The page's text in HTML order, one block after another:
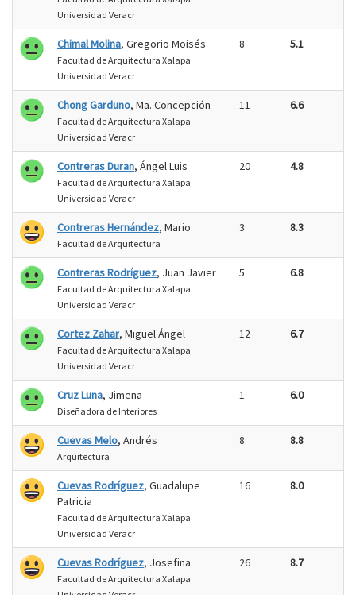
Universidad Veracr
Chimal Molina, Gregorio Moisés
Facultad de Arquitectura Xalapa
Universidad Veracr
8 5.1
Chong Garduno, Ma. Concepción
Facultad de Arquitectura Xalapa
Universidad Veracr
11 6.6
Contreras Duran, Ángel Luis
Facultad de Arquitectura Xalapa
Universidad Veracr
20 4.8
Contreras Hernández, Mario
Facultad de Arquitectura
3 8.3
Contreras Rodríguez, Juan Javier
Facultad de Arquitectura Xalapa
Universidad Veracr
5 6.8
Cortez Zahar, Miguel Ángel
Facultad de Arquitectura Xalapa
Universidad Veracr
12 6.7
Cruz Luna, Jimena
Diseñadora de Interiores
1 6.0
Cuevas Melo, Andrés
Arquitectura
8 8.8
Cuevas Rodríguez, Guadalupe
Patricia
Facultad de Arquitectura Xalapa
Universidad Veracr
16 8.0
Cuevas Rodríguez, Josefina
Facultad de Arquitectura Xalapa
26 8.7